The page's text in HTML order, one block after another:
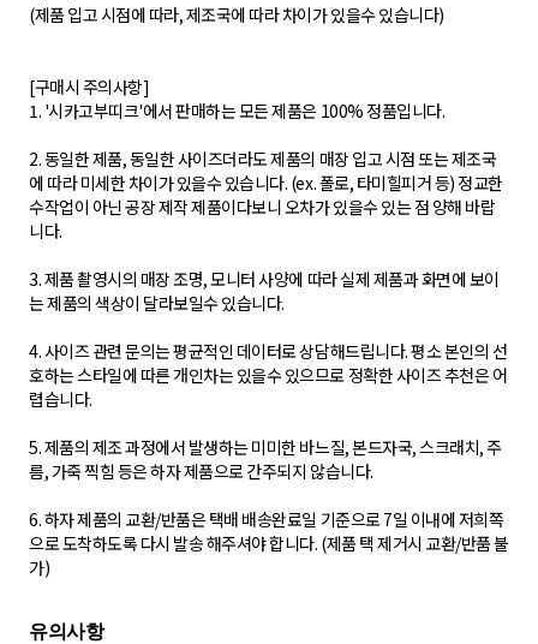
(제품 입고 시점에 따라, 제조국에 따라 차이가 있을수 있습니다)
[구매시 주의사항]
1. '시카고부띠크'에서 판매하는 모든 제품은 100% 정품입니다.
2. 동일한 제품, 동일한 사이즈더라도 제품의 매장 입고 시점 또는 제조국
에 따라 미세한 차이가 있을수 있습니다. (ex. 폴로, 타미힐피거 등) 정교한
수작업이 아닌 공장 제작 제품이다보니 오차가 있을수 있는 점 양해 바랍
니다.
3. 제품 촬영시의 매장 조명, 모니터 사양에 따라 실제 제품과 화면에 보이
는 제품의 색상이 달라보일수 있습니다.
4. 사이즈 관련 문의는 평균적인 데이터로 상담해드립니다. 평소 본인의 선
호하는 스타일에 따른 개인차는 있을수 있으므로 정확한 사이즈 추천은 어
렵습니다.
5. 제품의 제조 과정에서 발생하는 미미한 바느질, 본드자국, 스크래치, 주
름, 가죽 찍힘 등은 하자 제품으로 간주되지 않습니다.
6. 하자 제품의 교환/반품은 택배 배송완료일 기준으로 7일 이내에 저희쪽
으로 도착하도록 다시 발송 해주셔야 합니다. (제품 택 제거시 교환/반품 불
가)
유의사항